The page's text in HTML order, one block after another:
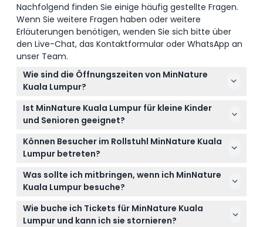
Nachfolgend finden Sie einige häufig gestellte Fragen.
Wenn Sie weitere Fragen haben oder weitere
Erläuterungen benötigen, wenden Sie sich bitte über
den Live-Chat, das Kontaktformular oder WhatsApp an
unser Team.
Wie sind die Öffnungszeiten von MinNature
Kuala Lumpur?
MinNature Kuala Lumpur ist täglich von 10:00 bis
22:00 Uhr geöffnet, der letzte Einlass ist um 20:00
Uhr, jedoch ist es an den ersten drei Tagen des
chinesischen Neujahrs geschlossen (Änderungen
vorbehalten – bitte zum Buchungszeitpunkt
Ist MinNature Kuala Lumpur für kleine Kinder
und Senioren geeignet?
Ja, Kinder im Alter von 5 Jahren und jünger haben
freien Eintritt, müssen aber von einem
vollzahlenden Erwachsenen begleitet werden, und
Senioren ab 60 Jahren erhalten einen ermäßigten
Ticketpreis.
Können Besucher im Rollstuhl MinNature Kuala
Lumpur betreten?
Absolut, MinNature Kuala Lumpur ist rollstuhlgerecht
und Rollstuhlfahrer erhalten in Begleitung eines
vollzahlenden Erwachsenen freien Eintritt.
Was sollte ich mitbringen, wenn ich MinNature
Kuala Lumpur besuche?
Bringen Sie unbedingt Ihr Telefon oder Ihre Kamera
mit vollständig aufgeladenen Batterien mit, um die
Wie buche ich Tickets für MinNature Kuala
Lumpur und kann ich sie stornieren?